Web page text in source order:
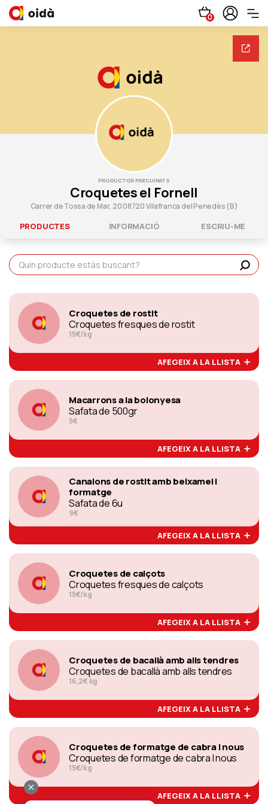
0
PRODUCTOR PRECUINATS
Croquetes el Fornell
Carrer de Tossa de Mar, 20 08720 Vilafranca del Penedès (B)
PRODUCTES INFORMACIÓ ESCRIU-ME
Croquetes de rostit
Croquetes fresques de rostit
15€/kg
AFEGEIX A LA LLISTA
Macarrons a la bolonyesa
Safata de 500gr
5€
AFEGEIX A LA LLISTA
Canalons de rostit amb beixamel i
formatge
Safata de 6u
9€
AFEGEIX A LA LLISTA
Croquetes de calçots
Croquetes fresques de calçots
15€/kg
AFEGEIX A LA LLISTA
Croquetes de bacallà amb alls tendres
Croquetes de bacallà amb alls tendres
16,2€ kg
AFEGEIX A LA LLISTA
Croquetes de formatge de cabra I nous
Croquetes de formatge de cabra I nous
15€/kg
AFEGEIX A LA LLISTA